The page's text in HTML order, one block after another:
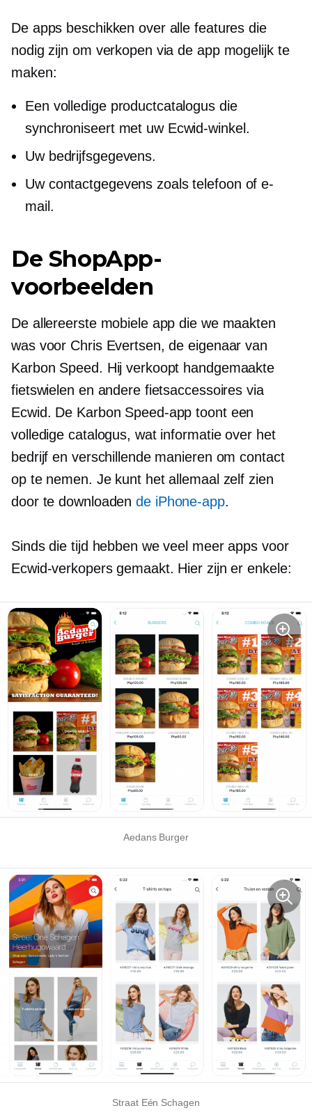
De apps beschikken over alle features die
nodig zijn om verkopen via de app mogelijk te
maken:
Een volledige productcatalogus die
synchroniseert met uw Ecwid-winkel.
Uw bedrijfsgegevens.
Uw contactgegevens zoals telefoon of e-
mail.
De ShopApp-
voorbeelden
De allereerste mobiele app die we maakten
was voor Chris Evertsen, de eigenaar van
Karbon Speed. Hij verkoopt handgemaakte
fietswielen en andere fietsaccessoires via
Ecwid. De Karbon Speed-app toont een
volledige catalogus, wat informatie over het
bedrijf en verschillende manieren om contact
op te nemen. Je kunt het allemaal zelf zien
door te downloadende iPhone-app.
Sinds die tijd hebben we veel meer apps voor
Ecwid-verkopers gemaakt. Hier zijn er enkele:
Aedans Burger
Straat Eén Schagen